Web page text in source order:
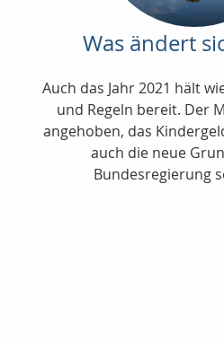
Was ändert
Auch das Jahr 2021 hält
und Regeln bereit. Der
angehoben, das
auch die neue
Bundesregierung